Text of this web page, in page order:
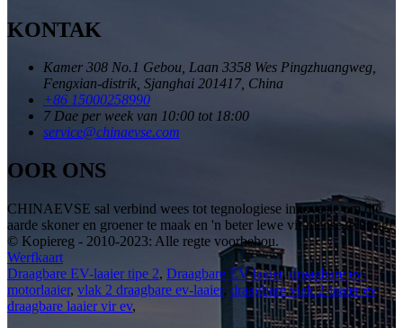
KONTAK
Kamer 308 No.1 Gebou, Laan 3358 Wes Pingzhuangweg,
Fengxian-distrik, Sjanghai 201417, China
+86 15000258990
7 Dae per week van 10:00 tot 18:00
service@chinaevse.com
OOR ONS
CHINAEVSE sal verbind wees tot tegnologiese innovasie om die
aarde skoner en groener te maak en 'n beter lewe vir mense te bring!
© Kopiereg - 2010-2023: Alle regte voorbehou.
Werfkaart
Draagbare EV-laaier tipe 2, Draagbare EV-laaier,draagbare ev-
motorlaaier, vlak 2 draagbare ev-laaier, draagbare vlak 2-laaier ev,
draagbare laaier vir ev,